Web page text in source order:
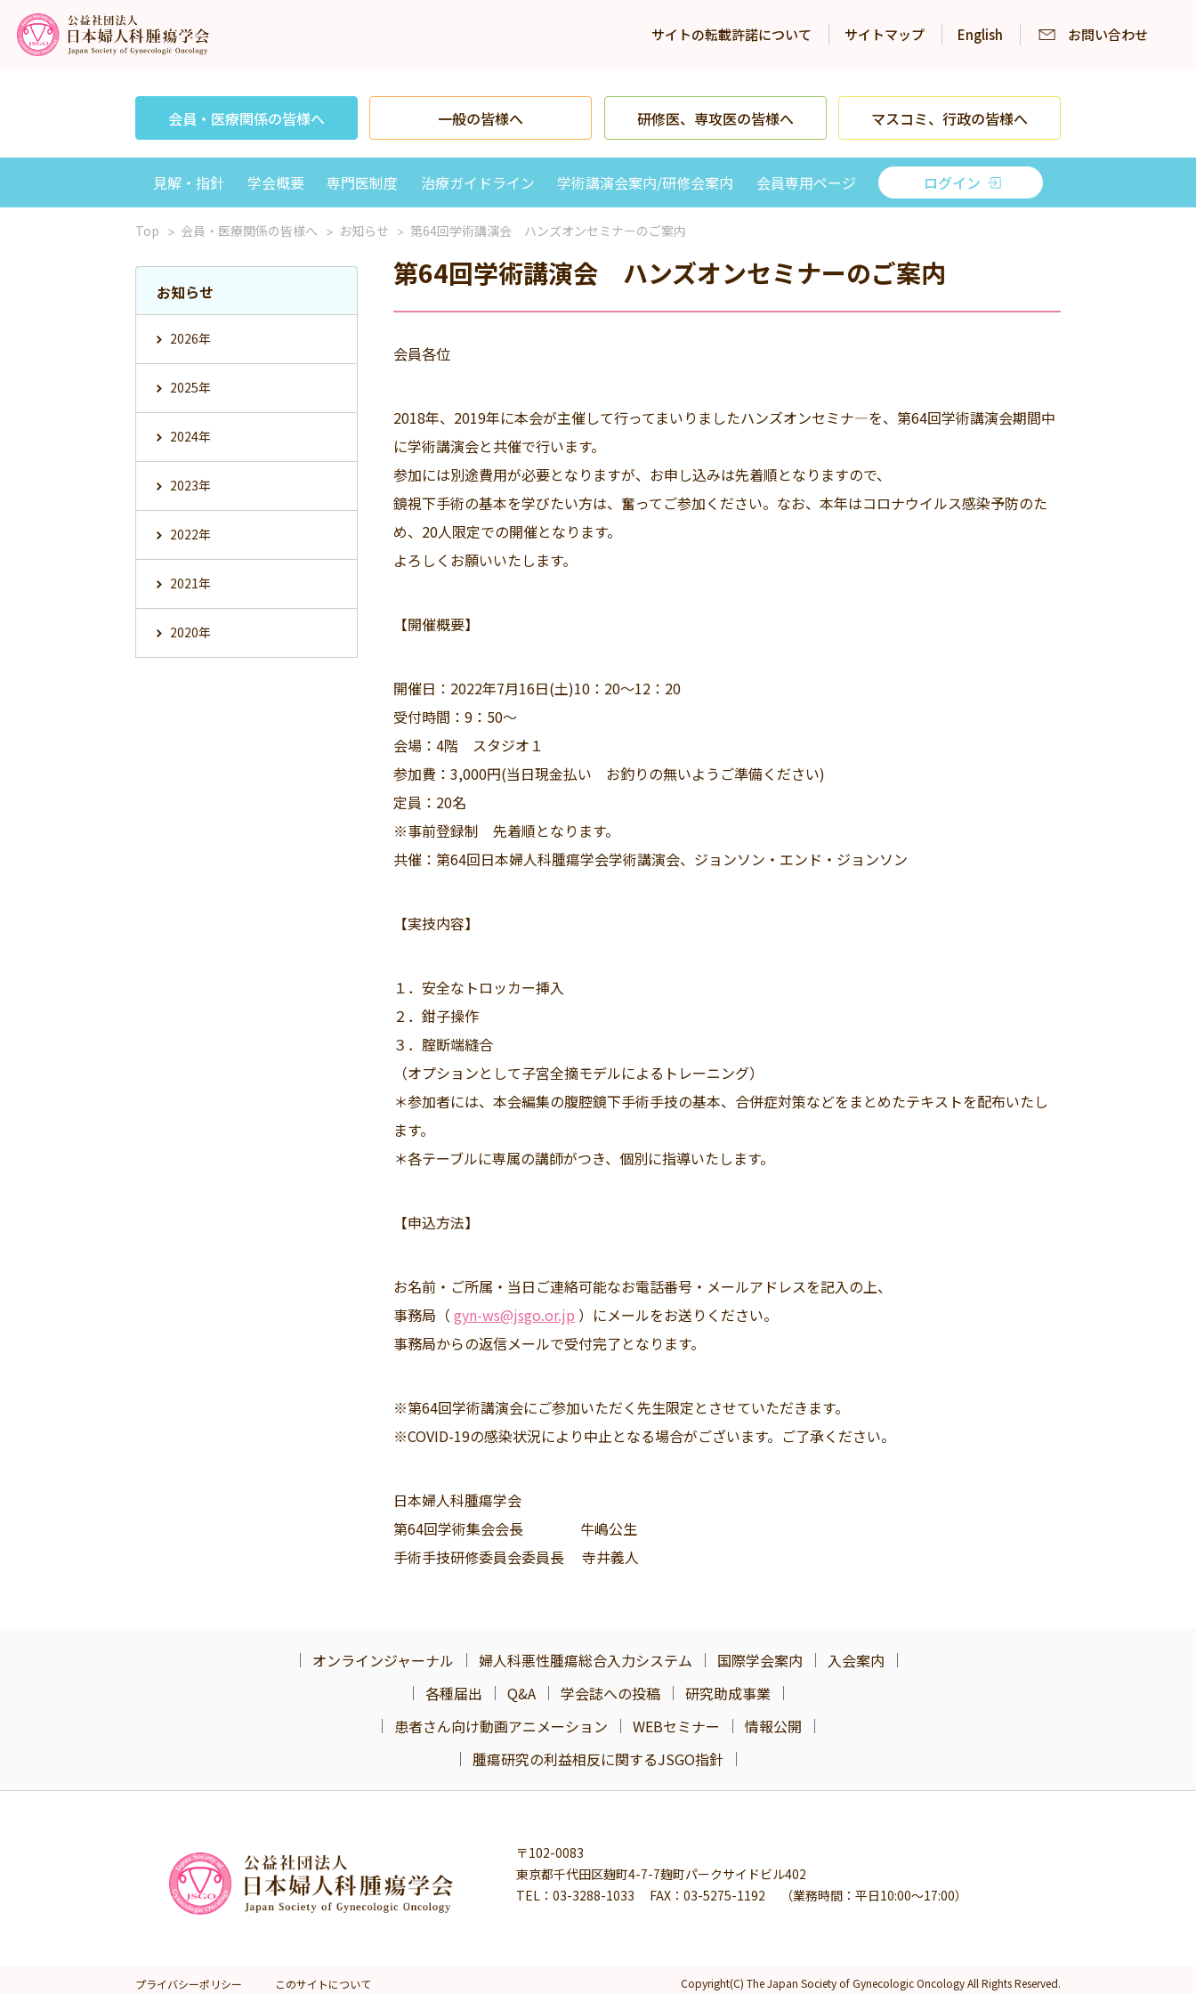
サイトの転載許諾について サイトマップ English お問い合わせ
会員・医療関係の皆様へ 一般の皆様へ 研修医、専攻医の皆様へ マスコミ、行政の皆様へ
見解・指針 学会概要 専門医制度 治療ガイドライン 学術講演会案内/研修会案内 会員専用ページ ログイン
Top 会員・医療関係の皆様へ お知らせ 第64回学術講演会 ハンズオンセミナーのご案内
第64回学術講演会 ハンズオンセミナーのご案内
会員各位
2018年、2019年に本会が主催して行ってまいりましたハンズオンセミナ―を、第64回学術講演会期間中
に学術講演会と共催で行います。
参加には別途費用が必要となりますが、お申し込みは先着順となりますので、
鏡視下手術の基本を学びたい方は、奮ってご参加ください。なお、本年はコロナウイルス感染予防のた
め、20人限定での開催となります。
よろしくお願いいたします。
【開催概要】
開催日：2022年7月16日(土)10：20～12：20
受付時間：9：50～
会場：4階 スタジオ１
参加費：3,000円(当日現金払い お釣りの無いようご準備ください)
定員：20名
※事前登録制 先着順となります。
共催：第64回日本婦人科腫瘍学会学術講演会、ジョンソン・エンド・ジョンソン
【実技内容】
１．安全なトロッカー挿入
２．鉗子操作
３．腟断端縫合
（オプションとして子宮全摘モデルによるトレーニング）
＊参加者には、本会編集の腹腔鏡下手術手技の基本、合併症対策などをまとめたテキストを配布いたし
ます。
＊各テーブルに専属の講師がつき、個別に指導いたします。
【申込方法】
お名前・ご所属・当日ご連絡可能なお電話番号・メールアドレスを記入の上、
事務局（ gyn-ws@jsgo.or.jp ）にメールをお送りください。
事務局からの返信メールで受付完了となります。
※第64回学術講演会にご参加いただく先生限定とさせていただきます。
※COVID-19の感染状況により中止となる場合がございます。ご了承ください。
日本婦人科腫瘍学会
第64回学術集会会長 牛嶋公生
手術手技研修委員会委員長 寺井義人
お知らせ
2026年
2025年
2024年
2023年
2022年
2021年
2020年
オンラインジャーナル 婦人科悪性腫瘍総合入力システム 国際学会案内
入会案内
各種届出
Q&A 学会誌への投稿
研究助成事業
患者さん向け動画アニメーション
WEBセミナー
情報公開
腫瘍研究の利益相反に関するJSGO指針
〒102-0083
東京都千代田区麹町4-7-7麹町パークサイドビル402
TEL： 03-3288-1033 FAX：03-5275-1192 （業務時間：平日10:00～17:00）
プライバシーポリシー このサイトについて Copyright(C) The Japan Society of Gynecologic OncologyAll Rights Reserved.